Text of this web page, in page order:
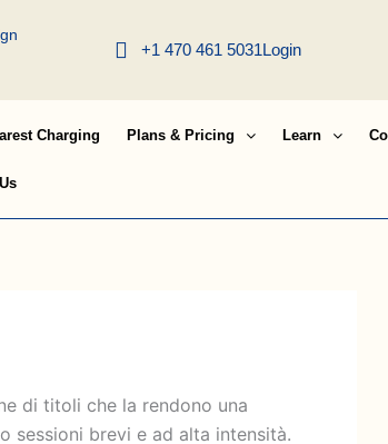
+1 470 461 5031Login
Charging Plans & Pricing Learn
di titoli che la rendono una
sessioni brevi e ad alta intensità.